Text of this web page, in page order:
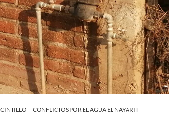
CINTILLO
CONFLICTOS POR EL AGUA EL NAYARIT